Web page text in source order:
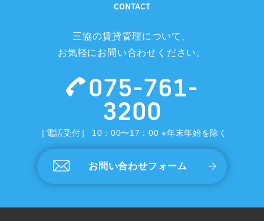
CONTACT
三協の賃貸管理について、
お気軽にお問い合わせください。
075-761-
3200
［電話受付］ 10：00〜17：00 ※年末年始を除く
お問い合わせフォーム